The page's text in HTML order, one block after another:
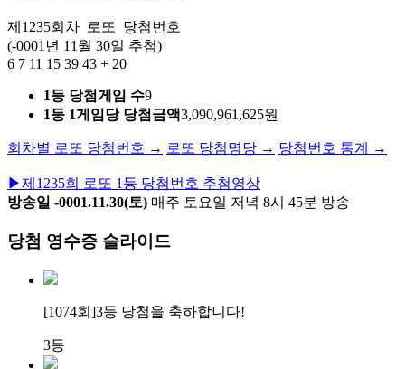
제1235회차 로또
당첨번호
(-0001년 11월 30일 추첨)
6 7 11 15 39 43 + 20
1등 당첨게임 수9
1등 1게임당 당첨금액3,090,961,625원
회차별 로또 당첨번호 → 로또 당첨명당 → 당첨번호 통계 →
▶제1235회 로또 1등 당첨번호 추첨영상
방송일 -0001.11.30(토) 매주 토요일 저녁 8시 45분 방송
당첨 영수증 슬라이드
[1074회]3등 당첨을 축하합니다!
3등